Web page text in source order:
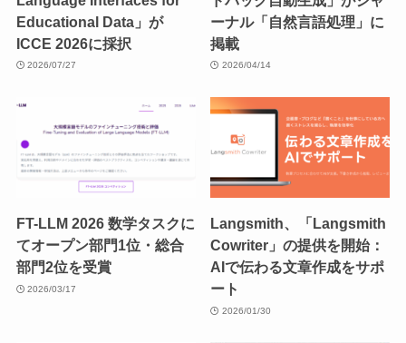
Educational Data」が
ICCE 2026に採択
2026/07/27
ーナル「自然言語処理」に
掲載
2026/04/14
FT-LLM 2026 数学タスクに
てオープン部門1位・総合
部門2位を受賞
2026/03/17
Langsmith、「Langsmith
Cowriter」の提供を開始：
AIで伝わる文章作成をサポ
ート
2026/01/30